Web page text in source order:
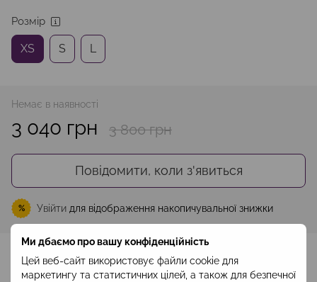
Ми дбаємо про вашу конфіденційність
Цей веб-сайт використовує файли cookie для
маркетингу та статистичних цілей, а також для безпечної
Розмір
XS S L
Немає в наявності
3 040 грн 3 800 грн
Повідомити, коли з'явиться
% Увійти для відображення накопичувальної знижки
До обраного